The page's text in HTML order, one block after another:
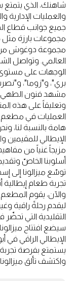
شاهنك، الذي يتمتع
والعمليات
جميع جوانب قطاع
مجموعات بارزة
مجموعة دوغوش من
العالمي. وتواصل
الوجهات على مستوى
بري"، و"زوما"،
مشهد فنون الطهي
وتعليقاً على هذه
العمليات في مطعم
هامة بالنسبة لنا،
الإيطالي للمقيمين
مزيجاً غنياً من
أسلوبنا الخاصّ
توسّع ميزالونا إلى
تجربة طعام
والآن، يقوم المطعم
ليقدم رحلةً راقية
التقليدية التي تحضّر
سيضع افتتاح
الإيطالي الراقي
يستمتع بفرصة تجربة
واكتشف تألق